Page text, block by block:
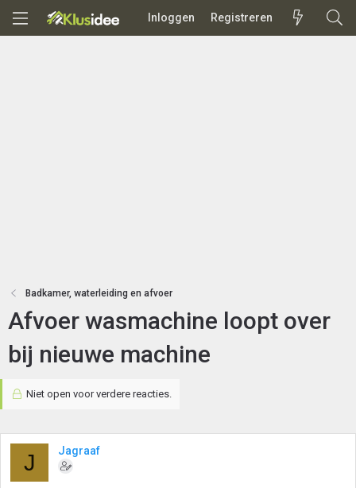
Inloggen Registreren
Badkamer, waterleiding en afvoer
Afvoer wasmachine loopt over
bij nieuwe machine
Niet open voor verdere reacties.
J Jagraaf